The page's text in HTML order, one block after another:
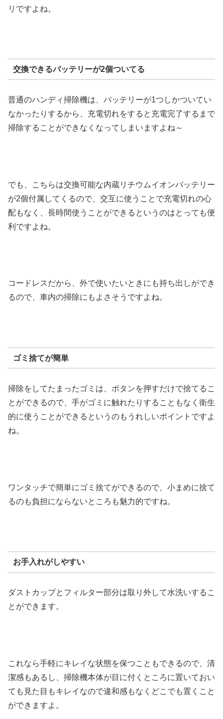
リですよね。
交換できるバッテリーが2個ついてる
普通のハンディ掃除機は、バッテリーが1つしかついてい
なかったりするから、充電切れをすると充電完了するまで
掃除することができなくなってしまいますよね～
でも、こちらは交換可能な内蔵リチウムイオンバッテリー
が2個付属してくるので、交互に使うことで充電切れの心
配もなく、長時間使うことができるというのはとっても便
利ですよね。
コードレスだから、外で使いたいときにも持ち出しができ
るので、車内の掃除にもよさそうですよね。
ゴミ捨てが簡単
掃除をしてたまったゴミは、ボタンを押すだけで捨てるこ
とができるので、手がゴミに触れたりすることもなく衛生
的に使うことができるというのもうれしいポイントですよ
ね。
ワンタッチで簡単にゴミ捨てができるので、小まめに捨て
るのも負担にならないところも魅力的ですね。
お手入れがしやすい
ダストカップとフィルター部分は取り外して水洗いするこ
とができます。
これなら手軽にキレイな状態を保つこともできるので、清
潔感もあるし、掃除機本体が目に付くところに置いておい
ても見た目もキレイなので違和感もなくどこでも置くこと
ができますよ。